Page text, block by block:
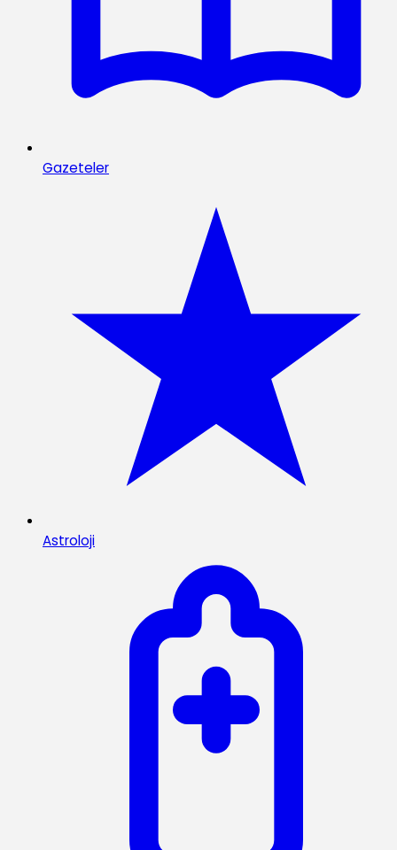
Gazeteler
Astroloji